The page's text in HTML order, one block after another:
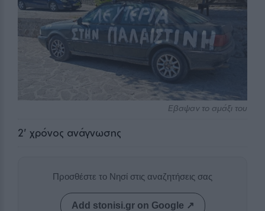
Εβαψαν το αμάξι του
2' χρόνος ανάγνωσης
Προσθέστε το Νησί στις αναζητήσεις σας
Add stonisi.gr on Google ↗